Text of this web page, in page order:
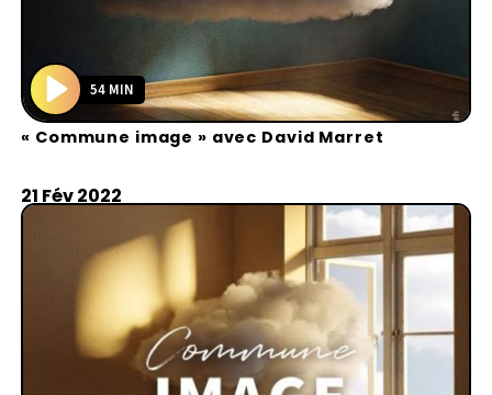
P
l
y
54 MIN
« Commune image » avec David Marret
21 Fév 2022